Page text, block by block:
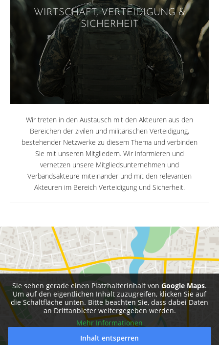
WIRTSCHAFT, VERTEIDIGUNG &
SICHERHEIT
Wir treten in den Austausch mit den Akteuren aus den
Bereichen der zivilen und militärischen Verteidigung,
bestehender Netzwerke zu diesem Thema und verbinden
Sie mit unseren Mitgliedern. Wir informieren und
vernetzen unsere Mitgliedsunternehmen und
Verbandsakteure miteinander und mit den relevanten
Akteuren im Bereich Verteidigung und Sicherheit.
Sie sehen gerade einen Platzhalterinhalt von Google Maps.
Um auf den eigentlichen Inhalt zuzugreifen, klicken Sie auf
die Schaltfläche unten. Bitte beachten Sie, dass dabei Daten
an Drittanbieter weitergegeben werden.
Mehr Informationen
Inhalt entsperren